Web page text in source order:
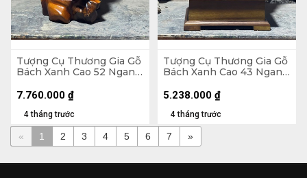
Tượng Cụ Thương Gia Gỗ
Bách Xanh Cao 52 Ngang
4 tháng trước
7.760.000 ₫
Tượng Cụ Thương Gia Gỗ
Bách Xanh Cao 43 Ngang
4 tháng trước
5.238.000 ₫
« 1 2 3 4 5 6 7 »